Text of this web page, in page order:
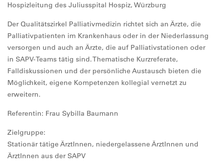
Hospizleitung des Juliusspital Hospiz, Würzburg
Der Qualitätszirkel Palliativmedizin richtet sich an Ärzte, die
Palliativpatienten im Krankenhaus oder in der Niederlassung
versorgen und auch an Ärzte, die auf Palliativstationen oder
in SAPV-Teams tätig sind. Thematische Kurzreferate,
Falldiskussionen und der persönliche Austausch bieten die
Möglichkeit, eigene Kompetenzen kollegial vernetzt zu
erweitern.
Referentin: Frau Sybilla Baumann
Zielgruppe:
Stationär tätige ÄrztInnen, niedergelassene ÄrztInnen und
ÄrztInnen aus der SAPV